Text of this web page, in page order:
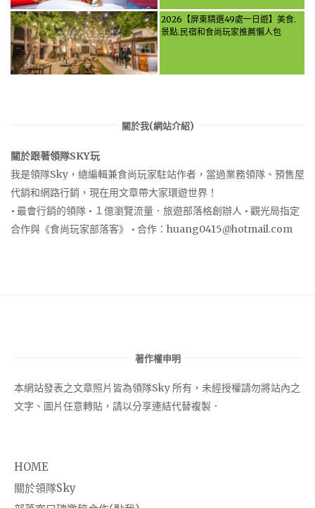
2026【屏東精選49處一日遊】美食.
景點.民宿和食尚玩家推薦懶人包
關於我(網站介紹)
關於跟著領隊SKY玩
我是領隊Sky，總編輯兼食尚玩家駐站作者，當過業務領隊、預售屋
代銷和網路行銷，現在用文章帶大家環遊世界！
• 最會行銷的領隊 • １億瀏覽流量．旅遊部落格創辦人 • 觀光局指定
合作與《食尚玩家部落客》 • 合作： huang0415@hotmail.com
著作權申明
本網站發表之文章照片皆為領隊Sky 所有，未經授權請勿將站內之
文字、圖片任意轉貼，請以分享連結代替複製．
HOME
關於領隊Sky